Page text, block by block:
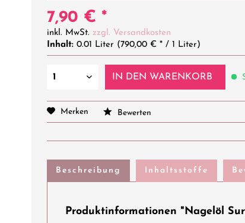
7,90 € *
inkl. MwSt. zzgl. Versandkosten
Inhalt: 0.01 Liter (790,00 € * / 1 Liter)
IN DEN WARENKORB
Merken Bewerten
Beschreibung Inhaltsstoffe
Produktinformationen "Nagelöl